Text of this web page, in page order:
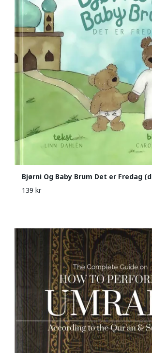
Bjørni Og Baby Brum Det er Fredag
139 kr